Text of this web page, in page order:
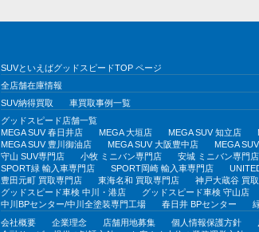
SUVといえばグッドスピードTOP ページ
全店舗在庫情報
SUV納得買取
車買取事例一覧
グッドスピード店舗一覧
MEGA SUV 春日井店
MEGA 大垣店 MEGA SUV 知立店
MEGA SUV 豊川御油店
MEGA SUV 大阪豊中店 MEGA
守山 SUV専門店
小牧 ミニバン専門店 安城 ミニバン専門店
SPORT緑 輸入車専門店
SPORT岡崎 輸入車専門店
豊田元町 買取専門店
東海名和 買取専門店 神戸大蔵谷 買
グッドスピード車検 中川・港店
グッドスピード車検 守山店
中川BPセンター/中川全塗装専門工場
春日井 BPセンター
会社概要 企業理念 店舗用地募集 個人情報保護方針